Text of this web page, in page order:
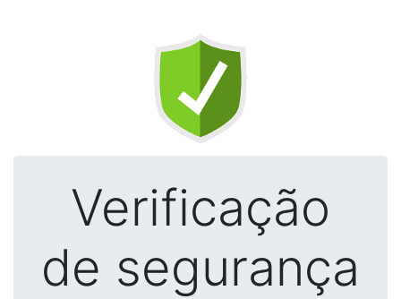
Verificação
de segurança